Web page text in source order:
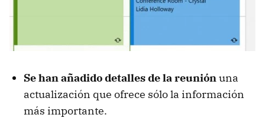
Se han añadido detalles de la reuniónuna
actualización que ofrece sólo la información
más importante.